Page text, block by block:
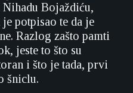
Bojaždiću,
potpisao te da je
Razlog zašto pamti
jeste to što su
i što je tada, prvi
šniclu.